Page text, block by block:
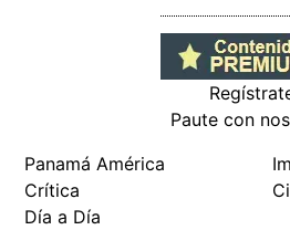
Paute con
Panamá América
Crítica
Día a Día